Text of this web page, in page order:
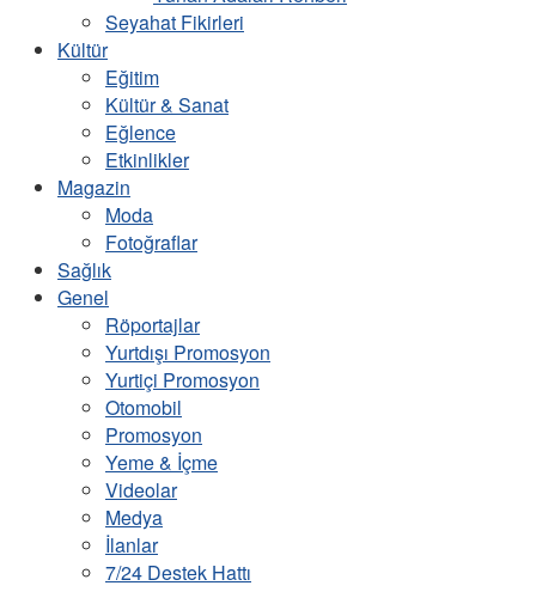
Seyahat Fikirleri
Kültür
Eğitim
Kültür & Sanat
Eğlence
Etkinlikler
Magazin
Moda
Fotoğraflar
Sağlık
Genel
Röportajlar
Yurtdışı Promosyon
Yurtiçi Promosyon
Otomobil
Promosyon
Yeme & İçme
Videolar
Medya
İlanlar
7/24 Destek Hattı